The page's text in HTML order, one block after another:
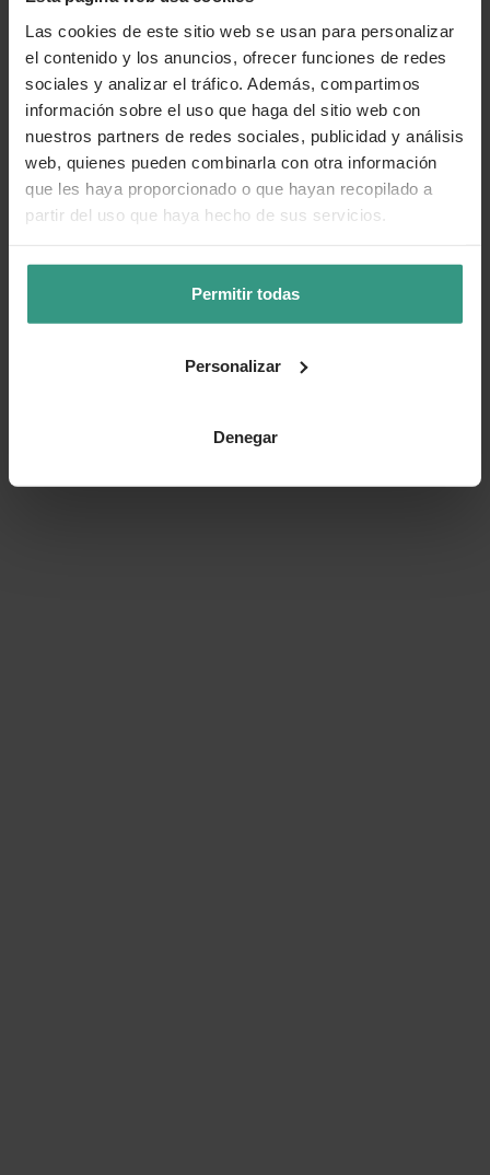
Las cookies de este sitio web se usan para personalizar
el contenido y los anuncios, ofrecer funciones de redes
sociales y analizar el tráfico. Además, compartimos
información sobre el uso que haga del sitio web con
nuestros partners de redes sociales, publicidad y análisis
web, quienes pueden combinarla con otra información
que les haya proporcionado o que hayan recopilado a
partir del uso que haya hecho de sus servicios.
Permitir todas
Personalizar
Denegar